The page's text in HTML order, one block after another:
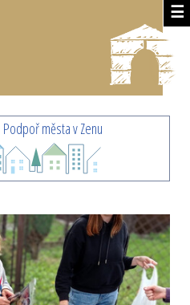
☰
Podpoř města v Zenu